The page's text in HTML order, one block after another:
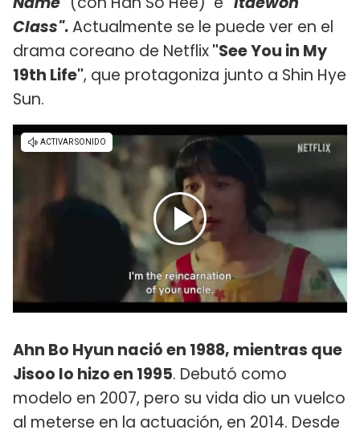
Class".Actualmente se le puede ver en el
drama coreano de Netflix"See You in My
19th Life", que protagoniza junto a Shin Hye
Sun.
Ahn Bo Hyun nació en 1988, mientras que
Jisoo lo hizo en 1995. Debutó como
modelo en 2007, pero su vida dio un vuelco
al meterse en la actuación, en 2014. Desde